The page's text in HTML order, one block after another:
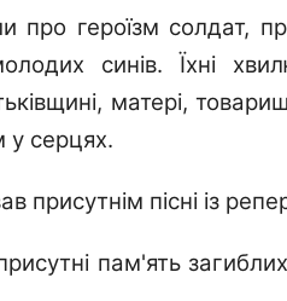
про героїзм солдат,
синів. Їхні
матері,
у серцях.
присутнім пісні із
пам'ять